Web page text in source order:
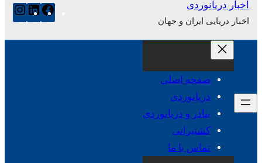
اخبار دریانوردی
اخبار دریایی ایران و جهان
فیس‌بوک
صفحه اصلی
دریانوردی
بنادر و دریانوردی
کشتیرانی
تماس با ما